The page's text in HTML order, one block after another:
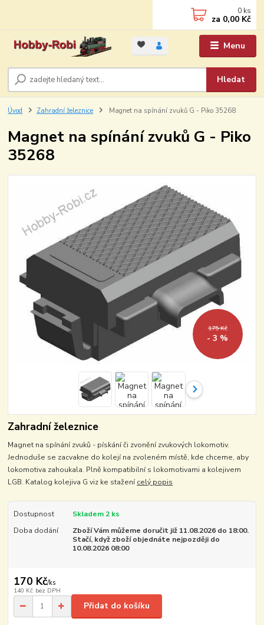
Menu
Hledat
0 ks
za 0,00 Kč
Úvod Zahradní železnice Magnet na spínání zvuků G - Piko 35268
Magnet na spínání zvuků G - Piko
35268
175 Kč
- 3 %
Zahradní železnice
Magnet na spínání zvuků - pískání či zvonění zvukových lokomotiv.
Jednoduše se zacvakne do kolejí na zvoleném místě, kde chceme, aby
lokomotiva zahoukala. Plně kompatibilní s lokomotivami a kolejivem
LGB. Katalog kolejiva G viz ke staženícelý popis
Dostupnost
Skladem 2 ks
Doba dodání
Zboží Vám můžeme doručit již 11.08.2026 do 18:00.
Stačí, když zboží objednáte nejpozději do
10.08.2026 08:00
170 Kč/ks
140 Kč bez DPH
Přidat do košíku